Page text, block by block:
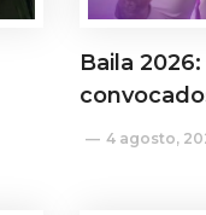
Baila
4 agosto,